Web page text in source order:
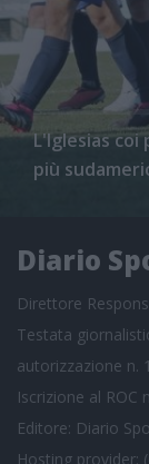
L'Iglesias
più
Diario
Direttore
Testata
autorizzazione n.
Iscrizione al ROC
Editore: Diario
Hosting provider: